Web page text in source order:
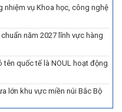
vụ Khoa học, công nghệ
năm 2027 lĩnh vực hàng
quốc tế là NOUL hoạt động
lớn khu vực miền núi Bắc Bộ